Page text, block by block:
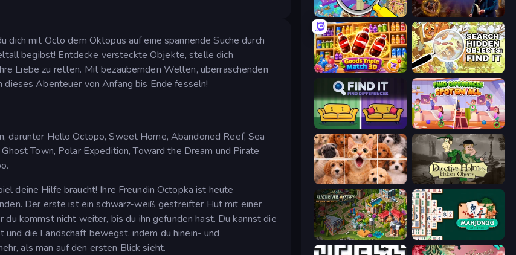
mit Octo dem Oktopus auf eine spannende Suche durch
begibst! Entdecke versteckte Objekte, stelle dich
Liebe zu retten. Mit bezaubernden Welten, überraschenden
Abenteuer von Anfang bis Ende fesseln!
darunter Hello Octopo, Sweet Home, Abandoned Reef, Sea
Town, Polar Expedition, Toward the Dream und Pirate
deine Hilfe braucht! Ihre Freundin Octopka ist heute
Der erste ist ein schwarz-weiß gestreifter Hut mit einer
kommst nicht weiter, bis du ihn gefunden hast. Du kannst die
die Landschaft bewegst, indem du hinein- und
als man auf den ersten Blick sieht.
Seek & Find - Hidden Object Game Hidden Object: Clues and Mysteries
Goods Triple Match 3D Search Hidden Objects: Find Them
Find It - Find The Differences Find Differences: Spot 'Em All
Jigpic Solitaire
Blackriver Mystery: Hidden Objects Mahjongg Solitaire